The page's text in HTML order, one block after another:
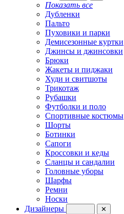
Показать все
Дубленки
Пальто
Пуховики и парки
Демисезонные куртки
Джинсы и джинсовки
Брюки
Жакеты и пиджаки
Худи и свитшоты
Трикотаж
Рубашки
Футболки и поло
Спортивные костюмы
Шорты
Ботинки
Сапоги
Кроссовки и кеды
Сланцы и сандалии
Головные уборы
Шарфы
Ремни
Носки
Дизайнеры
✕